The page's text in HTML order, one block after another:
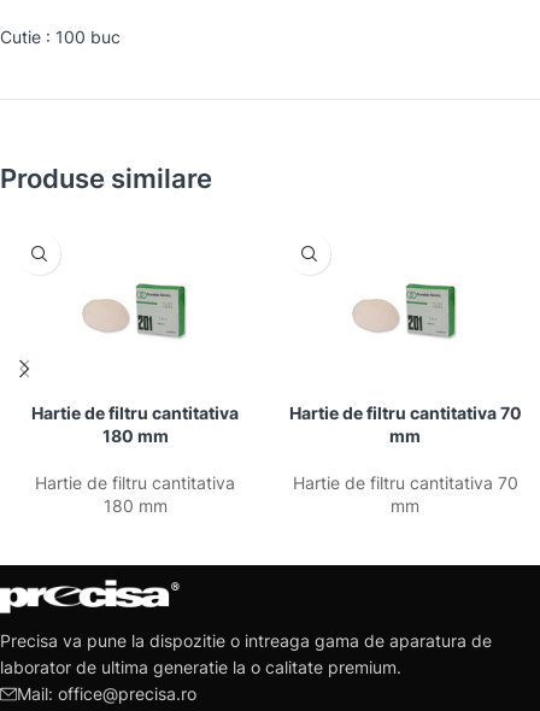
Cutie : 100 buc
Produse similare
Hartie de filtru cantitativa
180 mm
Hartie de filtru cantitativa
180 mm
Hartie de filtru cantitativa 70
mm
Hartie de filtru cantitativa 70
mm
Precisa va pune la dispozitie o intreaga gama de aparatura de
laborator de ultima generatie la o calitate premium.
Mail: office@precisa.ro